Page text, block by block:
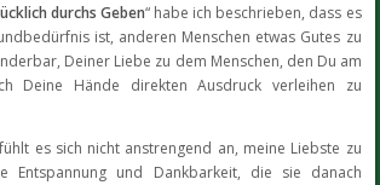
durchs Geben“ habe ich beschrieben, dass es
ist, anderen Menschen etwas Gutes zu
Deiner Liebe zu dem Menschen, den Du am
Deine Hände direkten Ausdruck verleihen zu
es sich nicht anstrengend an, meine Liebste zu
Entspannung und Dankbarkeit, die sie danach